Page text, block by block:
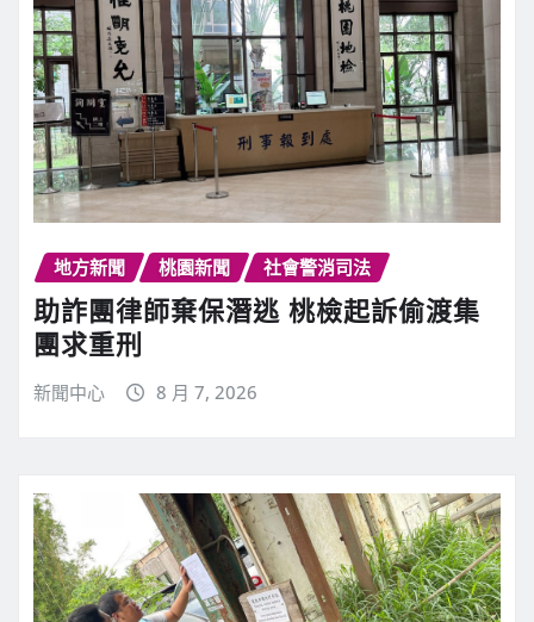
地方新聞 桃園新聞 社會警消司法
助詐團律師棄保潛逃 桃檢起訴偷渡集
團求重刑
新聞中心 8 月 7, 2026